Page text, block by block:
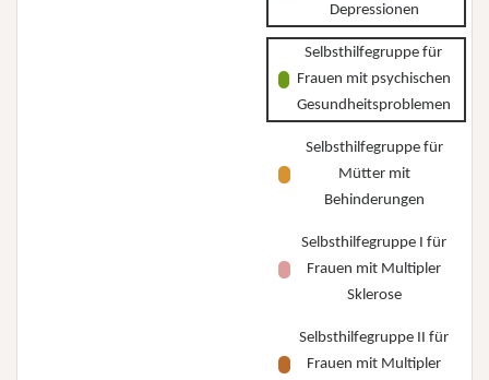
Depressionen
Selbsthilfegruppe für
Frauen mit psychischen
Gesundheitsproblemen
Selbsthilfegruppe für
Mütter mit
Behinderungen
Selbsthilfegruppe I für
Frauen mit Multipler
Sklerose
Selbsthilfegruppe II für
Frauen mit Multipler